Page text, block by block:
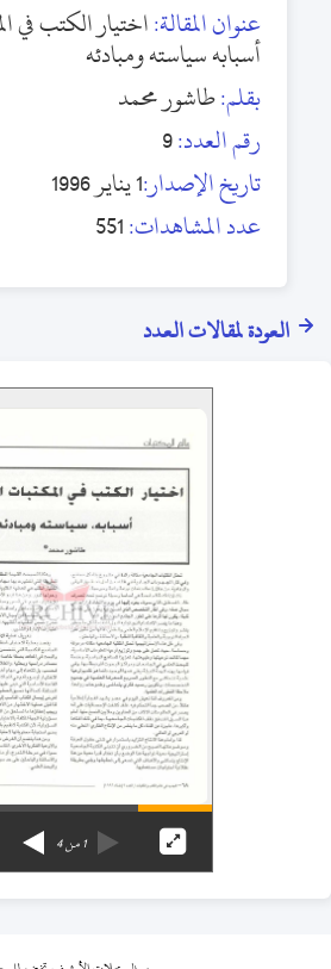
عنوان المقالة:اختيار الكتب في
أسبابه سياسته ومبادئه
بقلم:طاشور محمد
رقم العدد:9
تاريخ الإصدار:1 يناير 1996
عدد المشاهدات:551
العودة لمقالات العدد
1من4